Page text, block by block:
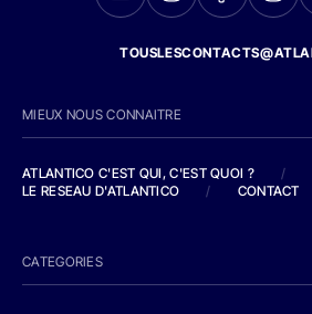
MIEUX NOUS CONNAITRE
ATLANTICO C'EST QUI, C'EST QUOI ?
/
LE RESEAU D'ATLANTICO
/ CONTACT
CATEGORIES